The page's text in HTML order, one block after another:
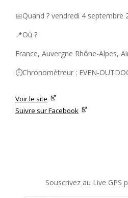
📅Quand ? vendredi 4 septembre
📍Où ?
France, Auvergne Rhône-Alpes,
⏱️Chronomètreur : EVEN-
Voir le site
Suivre sur Facebook
Souscrivez au Live GPS